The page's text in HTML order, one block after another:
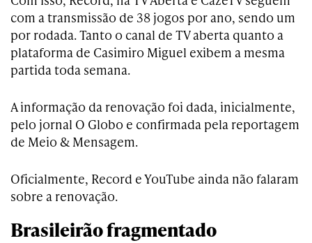
com a transmissão de 38 jogos por ano, sendo um
por rodada. Tanto o canal de TV aberta quanto a
plataforma de Casimiro Miguel exibem a mesma
partida toda semana.
A informação da renovação foi dada, inicialmente,
pelo jornal O Globo e confirmada pela reportagem
de Meio & Mensagem.
Oficialmente, Record e YouTube ainda não falaram
sobre a renovação.
Brasileirão fragmentado